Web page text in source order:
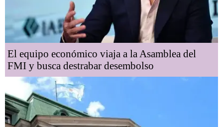
El equipo económico viaja a la Asamblea del
FMI y busca destrabar desembolso